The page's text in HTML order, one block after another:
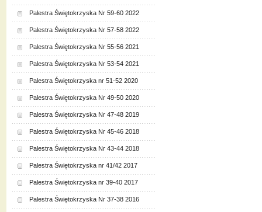
Palestra Świętokrzyska Nr 59-60 2022
Palestra Świętokrzyska Nr 57-58 2022
Palestra Świętokrzyska Nr 55-56 2021
Palestra Świętokrzyska Nr 53-54 2021
Palestra Świętokrzyska nr 51-52 2020
Palestra Świętokrzyska Nr 49-50 2020
Palestra Świętokrzyska Nr 47-48 2019
Palestra Świętokrzyska Nr 45-46 2018
Palestra Świętokrzyska Nr 43-44 2018
Palestra Świętokrzyska nr 41/42 2017
Palestra Świętokrzyska nr 39-40 2017
Palestra Świętokrzyska Nr 37-38 2016